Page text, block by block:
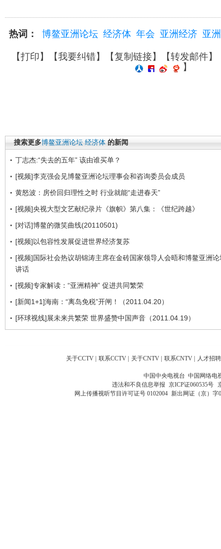
热词： 博鳌亚洲论坛 经济体 年会 亚洲经济 亚
【打印】【我要纠错】【复制链接】【转发邮件】
】
搜索更多博鳌亚洲论坛 经济体 的新闻
丁志杰:“失去的五年” 该由谁买单？
[视频]李克强会见博鳌亚洲论坛理事会和咨询委员会成员
黄怒波：房价回归理性之时 行业就能“走进春天”
[视频]央视大型文艺献纪录片《旗帜》第八集：《世纪跨越》
[对话]博鳌的微笑曲线(20110501)
[视频]以包容性发展促进世界经济复苏
[视频]国际社会热议胡锦涛主席在金砖国家领导人会晤和博鳌亚洲
讲话
[视频]专家解读：“亚洲精神” 促进共同繁荣
[新闻1+1]海南：“离岛免税”开闸！（2011.04.20）
[环球视线]展未来共繁荣 世界盛赞中国声音（2011.04.19）
关于CCTV | 联系CCTV | 关于CNTV | 联系CNTV | 人才招聘
中国中央电视台 中国网络电
违法和不良信息举报 京ICP证060535号
网上传播视听节目许可证号 0102004 新出网证（京）